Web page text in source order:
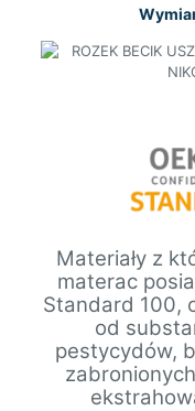
Materiały z
materac
Standard 100,
od
pestycydów,